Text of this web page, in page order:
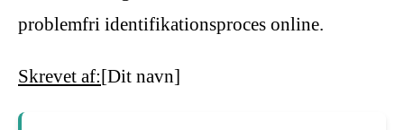
problemfri identifikationsproces online.
Skrevet af:[Dit navn]